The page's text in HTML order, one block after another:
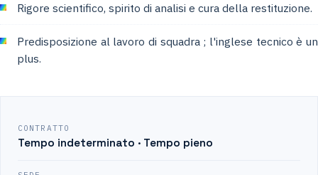
Rigore scientifico, spirito di analisi e cura della restituzione.
Predisposizione al lavoro di squadra ; l'inglese tecnico è un
plus.
CONTRATTO
Tempo indeterminato · Tempo pieno